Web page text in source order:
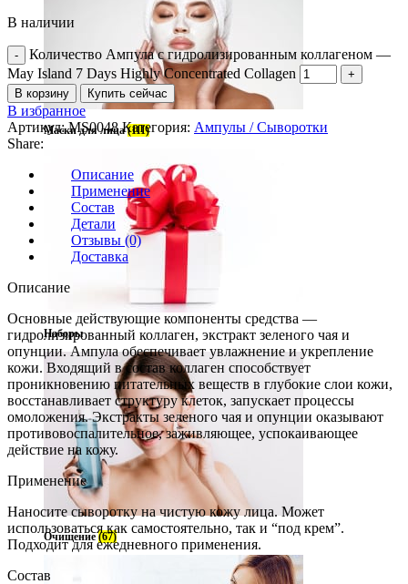
Маски для лица(111)
Наборы
Очищение(67)
В наличии
Количество Ампула с гидролизированным коллагеном —
May Island 7 Days Highly Concentrated Collagen
В корзину Купить сейчас
В избранное
Артикул:MS0048Категория: Ампулы / Сыворотки
Share:
Описание
Применение
Состав
Детали
Отзывы (0)
Доставка
Описание
Основные действующие компоненты средства —
гидролизированный коллаген, экстракт зеленого чая и
опунции. Ампула обеспечивает увлажнение и укрепление
кожи. Входящий в состав коллаген способствует
проникновению питательных веществ в глубокие слои кожи,
восстанавливает структуру клеток, запускает процессы
омоложения. Экстракты зеленого чая и опунции оказывают
противовоспалительное, заживляющее, успокаивающее
действие на кожу.
Применение
Наносите сыворотку на чистую кожу лица. Может
использоваться как самостоятельно, так и “под крем”.
Подходит для ежедневного применения.
Состав